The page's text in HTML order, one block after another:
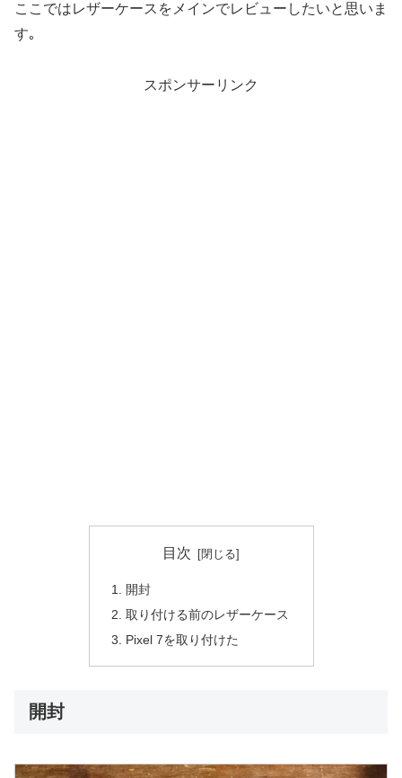
ここではレザーケースをメインでレビューしたいと思いま
す｡
スポンサーリンク
目次
開封
取り付ける前のレザーケース
Pixel 7を取り付けた
開封